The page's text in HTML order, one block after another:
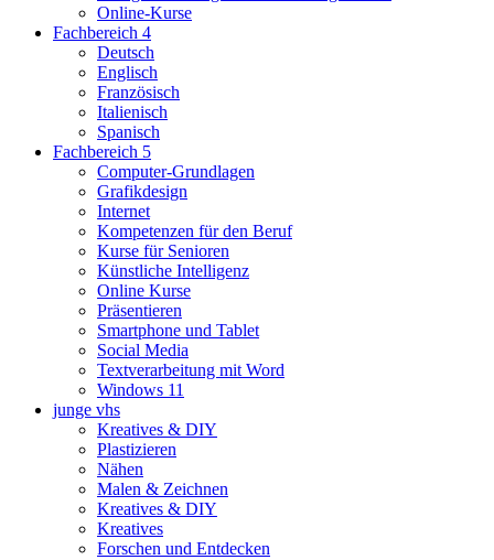
Online-Kurse
Fachbereich 4
Deutsch
Englisch
Französisch
Italienisch
Spanisch
Fachbereich 5
Computer-Grundlagen
Grafikdesign
Internet
Kompetenzen für den Beruf
Kurse für Senioren
Künstliche Intelligenz
Online Kurse
Präsentieren
Smartphone und Tablet
Social Media
Textverarbeitung mit Word
Windows 11
junge vhs
Kreatives & DIY
Plastizieren
Nähen
Malen & Zeichnen
Kreatives & DIY
Kreatives
Forschen und Entdecken